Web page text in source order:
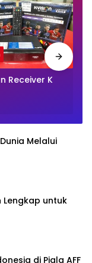
Receiver K
Melalui
Lengkap untuk
di Piala AFF